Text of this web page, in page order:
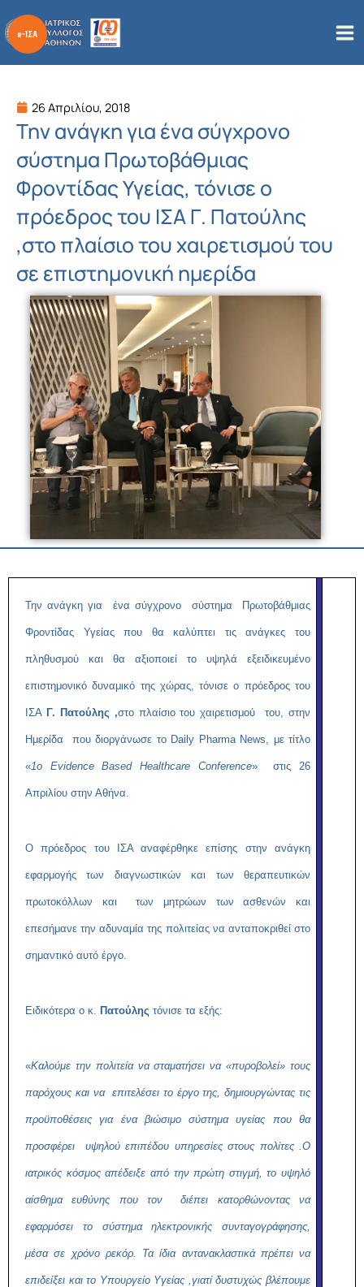
στο
περιεχόμενο
26 Απριλίου, 2018
Την ανάγκη για ένα σύγχρονο
σύστημα Πρωτοβάθμιας
Φροντίδας Υγείας, τόνισε ο
πρόεδρος του ΙΣΑ Γ. Πατούλης
,στο πλαίσιο του χαιρετισμού του
σε επιστημονική ημερίδα
Την ανάγκη για ένα σύγχρονο σύστημα Πρωτοβάθμιας
Φροντίδας Υγείας που θα καλύπτει τις ανάγκες του
πληθυσμού και θα αξιοποιεί το υψηλά εξειδικευμένο
επιστημονικό δυναμικό της χώρας, τόνισε ο πρόεδρος του
ΙΣΑ Γ. Πατούλης ,στο πλαίσιο του χαιρετισμού του, στην
Ημερίδα που διοργάνωσε το Daily Pharma News, με τίτλο
«1ο Evidence Based Healthcare Conference» στις 26
Απριλίου στην Αθήνα.
Ο πρόεδρος του ΙΣΑ αναφέρθηκε επίσης στην ανάγκη
εφαρμογής των διαγνωστικών και των θεραπευτικών
πρωτοκόλλων και των μητρώων των ασθενών και
επεσήμανε την αδυναμία της πολιτείας να ανταποκριθεί στο
σημαντικό αυτό έργο.
Ειδικότερα ο κ. Πατούλης τόνισε τα εξής:
«Καλούμε την πολιτεία να σταματήσει να «πυροβολεί» τους
παρόχους και να επιτελέσει το έργο της, δημιουργώντας τις
προϋποθέσεις για ένα βιώσιμο σύστημα υγείας που θα
προσφέρει υψηλού επιπέδου υπηρεσίες στους πολίτες .Ο
ιατρικός κόσμος απέδειξε από την πρώτη στιγμή, το υψηλό
αίσθημα ευθύνης που τον διέπει κατορθώνοντας να
εφαρμόσει το σύστημα ηλεκτρονικής συνταγογράφησης,
μέσα σε χρόνο ρεκόρ. Τα ίδια αντανακλαστικά πρέπει να
επιδείξει και το Υπουργείο Υγείας ,γιατί δυστυχώς βλέπουμε